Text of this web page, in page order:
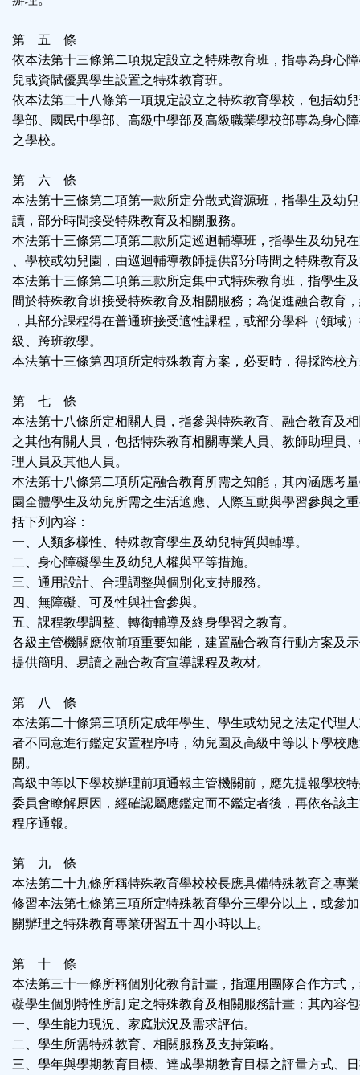
第 五 條
依本法第十三條第二項規定設立之特殊教育班，指專為身心
兒或資賦優異學生設置之特殊教育班。
依本法第二十八條第一項規定設立之特殊教育學校，包括幼
學部、國民中學部、高級中學部及高級職業學校部專為身心
之學校。
第 六 條
本法第十三條第二項第一款所定分散式資源班，指學生及幼
讀，部分時間接受特殊教育及相關服務。
本法第十三條第二項第二款所定巡迴輔導班，指學生及幼兒
、學校或幼兒園，由巡迴輔導教師提供部分時間之特殊教育
本法第十三條第二項第三款所定集中式特殊教育班，指學生
間於特殊教育班接受特殊教育及相關服務；為促進融合教育
，其部分課程得在普通班接受適性課程，或部分學科（領域
級、跨班教學。
本法第十三條第四項所定特殊教育方案，必要時，得採跨校
第 七 條
本法第十八條所定相關人員，指參與特殊教育、融合教育及
之其他有關人員，包括特殊教育相關專業人員、教師助理員
理人員及其他人員。
本法第十八條第二項所定融合教育所需之知能，其內涵應考
園全體學生及幼兒所需之生活適應、人際互動與學習參與之
括下列內容：
一、人類多樣性、特殊教育學生及幼兒特質與輔導。
二、身心障礙學生及幼兒人權與平等措施。
三、通用設計、合理調整與個別化支持服務。
四、無障礙、可及性與社會參與。
五、課程教學調整、轉銜輔導及終身學習之教育。
各級主管機關應依前項重要知能，建置融合教育行動方案及
提供簡明、易讀之融合教育宣導課程及教材。
第 八 條
本法第二十條第三項所定成年學生、學生或幼兒之法定代理
者不同意進行鑑定安置程序時，幼兒園及高級中等以下學校
關。
高級中等以下學校辦理前項通報主管機關前，應先提報學校
委員會瞭解原因，經確認屬應鑑定而不鑑定者後，再依各該
程序通報。
第 九 條
本法第二十九條所稱特殊教育學校校長應具備特殊教育之專
修習本法第七條第三項所定特殊教育學分三學分以上，或參
關辦理之特殊教育專業研習五十四小時以上。
第 十 條
本法第三十一條所稱個別化教育計畫，指運用團隊合作方式
礙學生個別特性所訂定之特殊教育及相關服務計畫；其內容
一、學生能力現況、家庭狀況及需求評估。
二、學生所需特殊教育、相關服務及支持策略。
三、學年與學期教育目標、達成學期教育目標之評量方式、